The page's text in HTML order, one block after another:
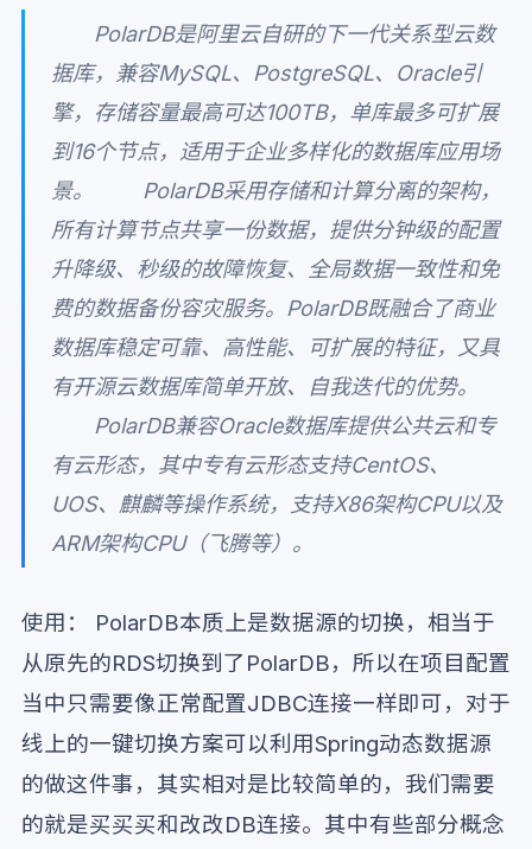
PolarDB是阿里云自研的下一代关系型云数
据库，兼容MySQL、PostgreSQL、Oracle引
擎，存储容量最高可达100TB，单库最多可扩展
到16个节点，适用于企业多样化的数据库应用场
景。 PolarDB采用存储和计算分离的架构，
所有计算节点共享一份数据，提供分钟级的配置
升降级、秒级的故障恢复、全局数据一致性和免
费的数据备份容灾服务。PolarDB既融合了商业
数据库稳定可靠、高性能、可扩展的特征，又具
有开源云数据库简单开放、自我迭代的优势。
PolarDB兼容Oracle数据库提供公共云和专
有云形态，其中专有云形态支持CentOS、
UOS、麒麟等操作系统，支持X86架构CPU以及
ARM架构CPU（飞腾等）。
使用： PolarDB本质上是数据源的切换，相当于
从原先的RDS切换到了PolarDB，所以在项目配置
当中只需要像正常配置JDBC连接一样即可，对于
线上的一键切换方案可以利用Spring动态数据源
的做这件事，其实相对是比较简单的，我们需要
的就是买买买和改改DB连接。其中有些部分概念